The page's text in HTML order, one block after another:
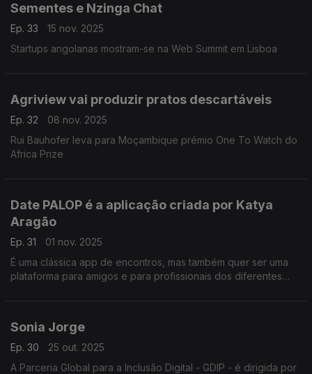
Sementes e Nzinga Chat
Ep. 33
15 nov. 2025
Startups angolanas mostram-se na Web Summit em Lisboa
Agriview vai produzir pratos descartáveis
Ep. 32
08 nov. 2025
Rui Bauhofer leva para Moçambique prémio One To Watch do
Africa Prize
Date PALOP é a aplicação criada por Katya
Aragão
Ep. 31
01 nov. 2025
É uma clássica app de encontros, mas também quer ser uma
plataforma para amigos e para profissionais dos diferentes
Sonia Jorge
Ep. 30
25 out. 2025
A Parceria Global para a Inclusão Digital - GDIP - é dirigida por